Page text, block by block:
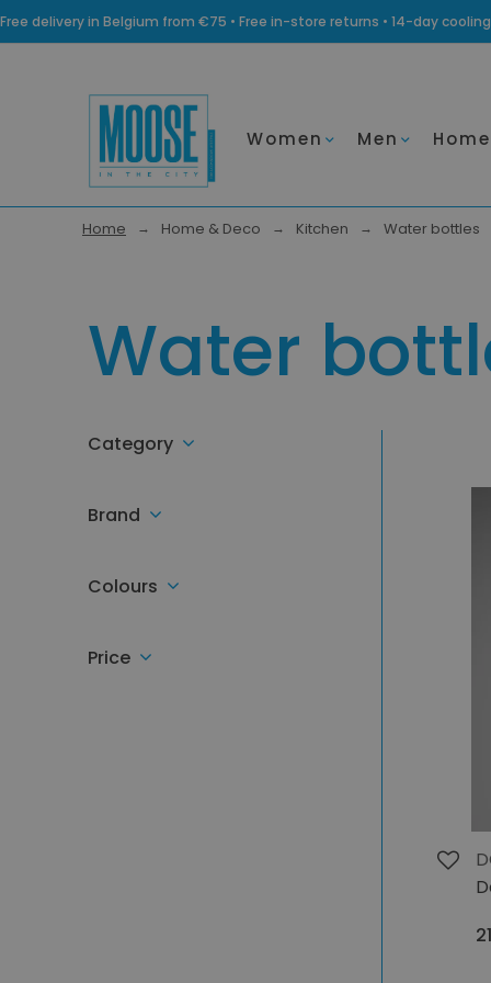
Free delivery in Belgium from €75 • Free in-store returns • 14-day
Women Men
Home Home & Deco Kitchen Water bottles
Water
Category
Brand
Colours
Price